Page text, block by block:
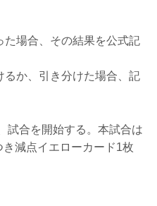
た場合、その結果を公式記
るか、引き分けた場合、記
試合を開始する。本試合は
減点イエローカード1枚